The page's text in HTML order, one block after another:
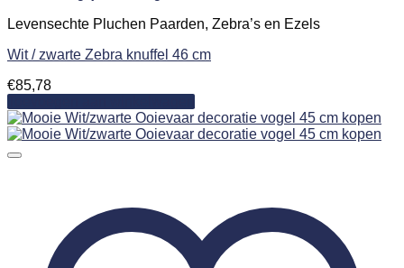
Levensechte Pluchen Paarden, Zebra’s en Ezels
Wit / zwarte Zebra knuffel 46 cm
€85,78